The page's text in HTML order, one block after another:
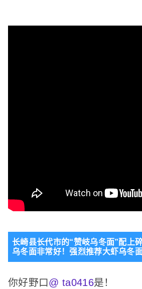
长崎县长代市的“赞岐乌冬面”配上
乌冬面非常好！强烈推荐大虾乌冬面
你好野口@ ta0416是！